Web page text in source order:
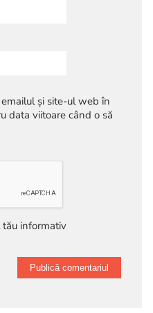
și site-ul web în
data viitoare când o să
informativ